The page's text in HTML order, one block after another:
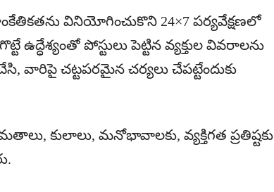
వినియోగించుకొని 24×7 పర్యవేక్షణలో
ఉద్ధేశ్యంతో పోస్టులు పెట్టిన వ్యక్తుల వివరాలను
వారిపై చట్టపరమైన చర్యలు చేపట్టేందుకు
కులాలు, మనోభావాలకు, వ్యక్తిగత ప్రతిష్టకు